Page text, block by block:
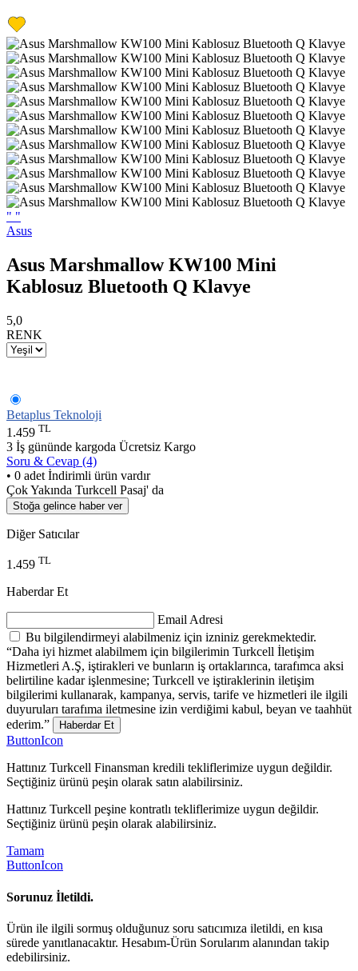
" "
Asus
Asus Marshmallow KW100 Mini
Kablosuz Bluetooth Q Klavye
5,0
RENK
Betaplus Teknoloji
1.459 TL
3 İş gününde kargoda Ücretsiz Kargo
Soru & Cevap (4)
• 0 adet İndirimli ürün vardır
Çok Yakında Turkcell Pasaj' da
Stoğa gelince haber ver
Diğer Satıcılar
1.459 TL
Haberdar Et
Email Adresi
Bu bilgilendirmeyi alabilmeniz için izniniz gerekmektedir.
“Daha iyi hizmet alabilmem için bilgilerimin Turkcell İletişim
Hizmetleri A.Ş, iştirakleri ve bunların iş ortaklarınca, tarafımca aksi
belirtiline kadar işlenmesine; Turkcell ve iştiraklerinin iletişim
bilgilerimi kullanarak, kampanya, servis, tarife ve hizmetleri ile ilgili
duyuruları tarafıma iletmesine izin verdiğimi kabul, beyan ve taahhüt
ederim.”
Haberdar Et
ButtonIcon
Hattınız Turkcell Finansman kredili tekliflerimize uygun değildir.
Seçtiğiniz ürünü peşin olarak satın alabilirsiniz.
Hattınız Turkcell peşine kontratlı tekliflerimize uygun değildir.
Seçtiğiniz ürünü peşin olarak alabilirsiniz.
Tamam
ButtonIcon
Sorunuz İletildi.
Ürün ile ilgili sormuş olduğunuz soru satıcımıza iletildi, en kısa
sürede yanıtlanacaktır. Hesabım-Ürün Sorularım alanından takip
edebilirsiniz.